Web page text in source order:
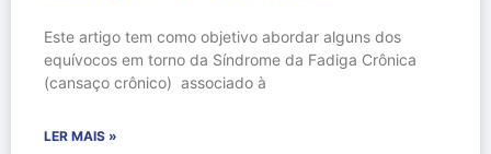
Este artigo tem como objetivo abordar alguns dos
equívocos em torno da Síndrome da Fadiga Crônica
(cansaço crônico) associado à
LER MAIS »